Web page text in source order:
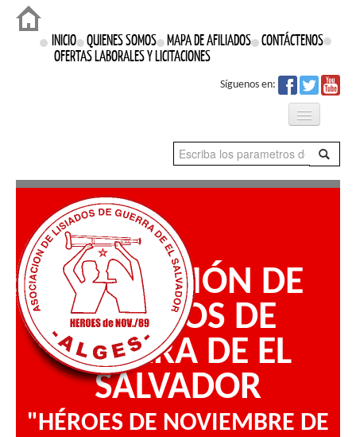
Login
INICIO QUIENES SOMOS MAPA DE AFILIADOS CONTÁCTENOS
OFERTAS LABORALES Y LICITACIONES
Síguenos en:
Proyectos
Prensa
Nuestros Derechos
ASOCIACIÓN DE
LISIADOS DE
GUERRA DE EL
SALVADOR
"HÉROES DE NOVIEMBRE DE